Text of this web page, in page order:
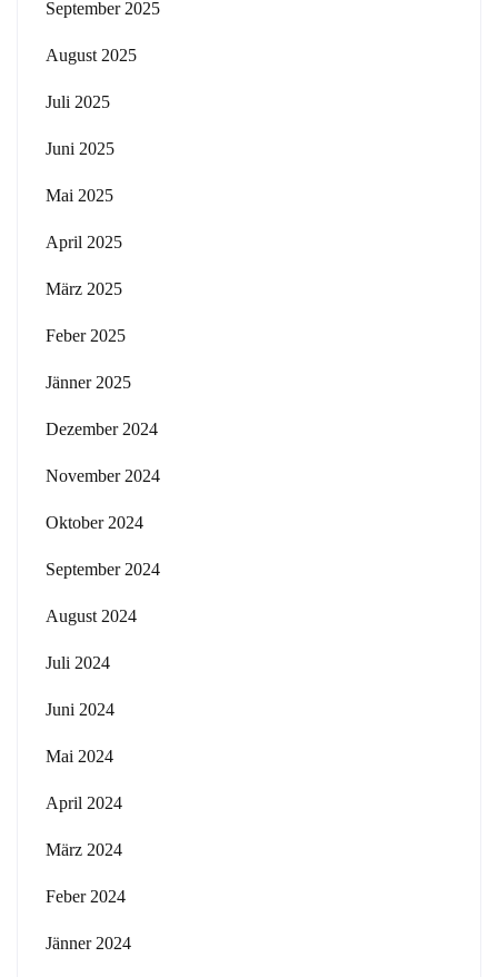
September 2025
August 2025
Juli 2025
Juni 2025
Mai 2025
April 2025
März 2025
Feber 2025
Jänner 2025
Dezember 2024
November 2024
Oktober 2024
September 2024
August 2024
Juli 2024
Juni 2024
Mai 2024
April 2024
März 2024
Feber 2024
Jänner 2024